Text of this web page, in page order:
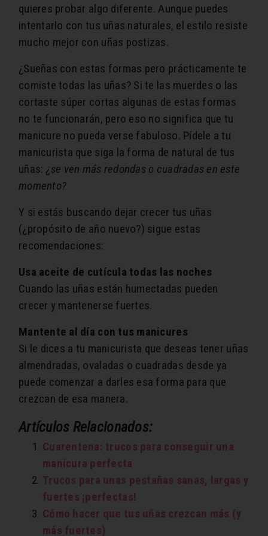
quieres probar algo diferente. Aunque puedes
intentarlo con tus uñas naturales, el estilo resiste
mucho mejor con uñas postizas.
¿Sueñas con estas formas pero prácticamente te
comiste todas las uñas? Si te las muerdes o las
cortaste súper cortas algunas de estas formas
no te funcionarán, pero eso no significa que tu
manicure no pueda verse fabuloso. Pídele a tu
manicurista que siga la forma de natural de tus
uñas: ¿se ven más redondas o cuadradas en este
momento?
Y si estás buscando dejar crecer tus uñas
(¿propósito de año nuevo?) sigue estas
recomendaciones:
Usa aceite de cutícula todas las noches
Cuando las uñas están humectadas pueden
crecer y mantenerse fuertes.
Mantente al día con tus manicures
Si le dices a tu manicurista que deseas tener uñas
almendradas, ovaladas o cuadradas desde ya
puede comenzar a darles esa forma para que
crezcan de esa manera.
Artículos Relacionados:
Cuarentena: trucos para conseguir una
manicura perfecta
Trucos para unas pestañas sanas, largas y
fuertes ¡perfectas!
Cómo hacer que tus uñas crezcan más (y
más fuertes)